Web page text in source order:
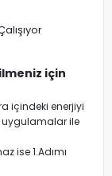
için
içindeki enerjiyi
uygulamalar ile
ise 1.Adımı